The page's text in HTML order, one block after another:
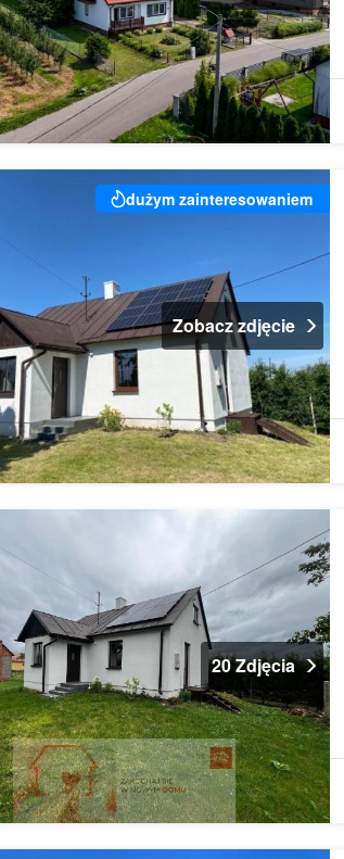
dużym zainteresowaniem
Zobacz zdjęcie
20 Zdjęcia